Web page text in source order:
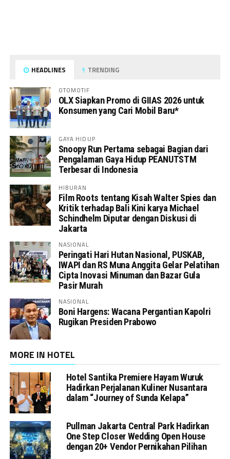
HEADLINES TRENDING
OTOMOTIF
OLX Siapkan Promo di GIIAS 2026 untuk
Konsumen yang Cari Mobil Baru*
GAYA HIDUP
Snoopy Run Pertama sebagai Bagian dari
Pengalaman Gaya Hidup PEANUTSTM
Terbesar di Indonesia
HIBURAN
Film Roots tentang Kisah Walter Spies dan
Kritik terhadap Bali Kini karya Michael
Schindhelm Diputar dengan Diskusi di
Jakarta
NASIONAL
Peringati Hari Hutan Nasional, PUSKAB,
IWAPI dan RS Muna Anggita Gelar Pelatihan
Cipta Inovasi Minuman dan Bazar Gula
Pasir Murah
NASIONAL
Boni Hargens: Wacana Pergantian Kapolri
Rugikan Presiden Prabowo
MORE IN HOTEL
Hotel Santika Premiere Hayam Wuruk
Hadirkan Perjalanan Kuliner Nusantara
dalam “Journey of Sunda Kelapa”
Pullman Jakarta Central Park Hadirkan
One Step Closer Wedding Open House
dengan 20+ Vendor Pernikahan Pilihan